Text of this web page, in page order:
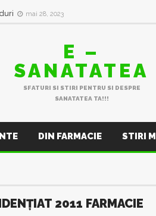
mai 28, 2023
E –
SANATATEA
SFATURI SI STIRI PENTRU SI DESPRE
SANATATEA TA!!!
DIN FARMACIE STIRI
2011 FARMACIE